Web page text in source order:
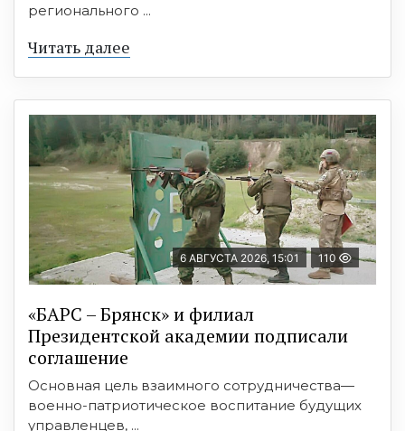
регионального ...
Читать далее
6 АВГУСТА 2026, 15:01 110
«БАРС – Брянск» и филиал
Президентской академии подписали
соглашение
Основная цель взаимного сотрудничества—
военно-патриотическое воспитание будущих
управленцев, ...